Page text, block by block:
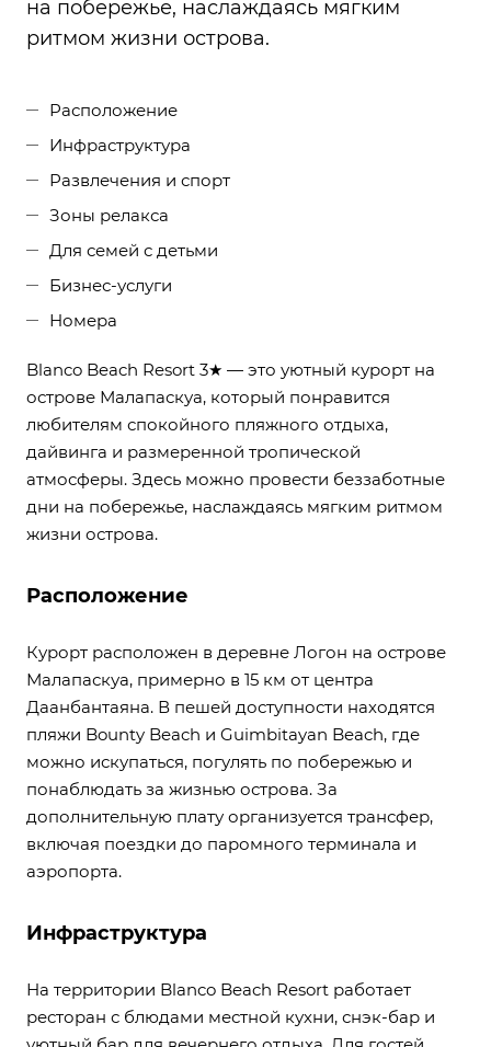
на побережье, наслаждаясь мягким
ритмом жизни острова.
Расположение
Инфраструктура
Развлечения и спорт
Зоны релакса
Для семей с детьми
Бизнес-услуги
Номера
Blanco Beach Resort 3★ — это уютный курорт на
острове Малапаскуа, который понравится
любителям спокойного пляжного отдыха,
дайвинга и размеренной тропической
атмосферы. Здесь можно провести беззаботные
дни на побережье, наслаждаясь мягким ритмом
жизни острова.
Расположение
Курорт расположен в деревне Логон на острове
Малапаскуа, примерно в 15 км от центра
Даанбантаяна. В пешей доступности находятся
пляжи Bounty Beach и Guimbitayan Beach, где
можно искупаться, погулять по побережью и
понаблюдать за жизнью острова. За
дополнительную плату организуется трансфер,
включая поездки до паромного терминала и
аэропорта.
Инфраструктура
На территории Blanco Beach Resort работает
ресторан с блюдами местной кухни, снэк-бар и